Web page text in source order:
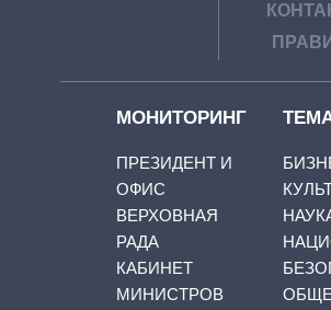
МОНИТОРИНГ
ПРЕЗИДЕНТ И
ОФИС
ВЕРХОВНАЯ
РАДА
КАБИНЕТ
МИНИСТРОВ